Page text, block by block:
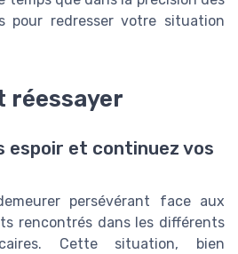
pour redresser votre situation
réessayer
espoir et continuez vos
persévérant face aux
rencontrés dans les différents
Cette situation, bien